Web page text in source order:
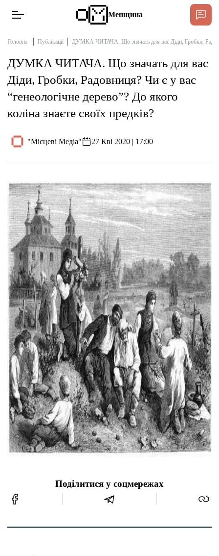
Новини
Публікації
Про нас
Бюджет
Тендери
Довідник
Контакти
Рекламні прайси
Підтримати «місцевих»
Редакційна політика
Етичний кодекс
Підтримати
Менщина
Головна Публікації ДУМКА ЧИТАЧА. Що значать для вас Діди, Гробки,
ДУМКА ЧИТАЧА. Що значать для вас
Діди, Гробки, Радовниця? Чи є у вас
“генеологічне дерево”? До якого
коліна знаєте своїх предків?
"Місцеві Медіа" 27 Кві 2020 | 17:00
Поділитися у соцмережах